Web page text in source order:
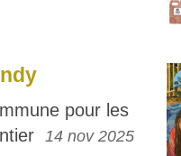
pour les
14 nov 2025